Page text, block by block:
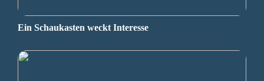
Ein Schaukasten weckt Interesse